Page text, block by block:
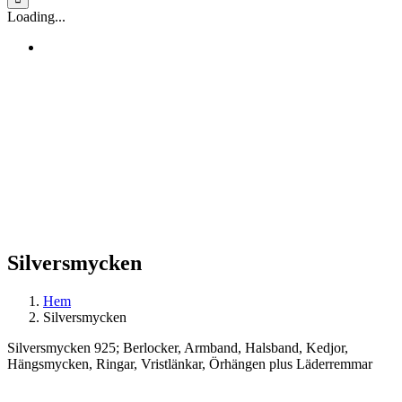
Loading...
Silversmycken
Hem
Silversmycken
Silversmycken 925; Berlocker, Armband, Halsband, Kedjor,
Hängsmycken, Ringar, Vristlänkar, Örhängen plus Läderremmar